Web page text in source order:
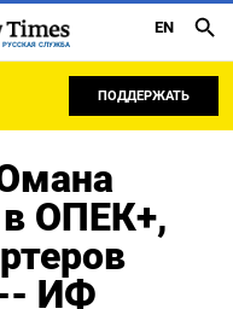
РУССКАЯ СЛУЖБА
EN
ПОДДЕРЖАТЬ
ОПЕК+,
-- ИФ